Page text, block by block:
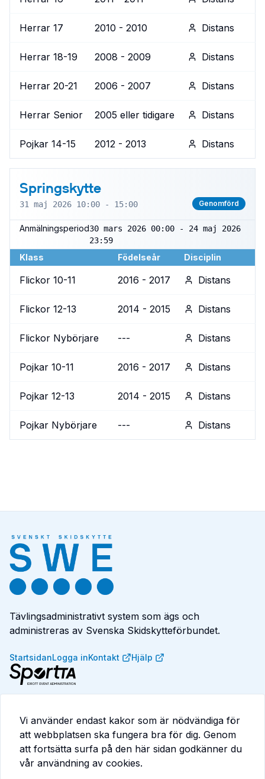
Herrar 17 2010 - 2010 Distans
Herrar 18-19 2008 - 2009 Distans
Herrar 20-21 2006 - 2007 Distans
Herrar Senior 2005 eller tidigare Distans
Pojkar 14-15 2012 - 2013 Distans
Springskytte
31 maj 2026 10:00 - 15:00 Genomförd
Anmälningsperiod30 mars 2026 00:00 - 24 maj 2026
23:59
Klass Födelseår Disciplin
Flickor 10-11 2016 - 2017 Distans
Flickor 12-13 2014 - 2015 Distans
Flickor Nybörjare --- Distans
Pojkar 10-11 2016 - 2017 Distans
Pojkar 12-13 2014 - 2015 Distans
Pojkar Nybörjare --- Distans
Tävlingsadministrativt system som ägs och
administreras av Svenska Skidskytteförbundet.
StartsidanLogga inKontakt Hjälp
idrottsförbund och föreningar som vill effektivisera sina
processer.
Läs mer på consid.com/sportta
Vi använder endast kakor som är nödvändiga för
att webbplatsen ska fungera bra för dig. Genom
att fortsätta surfa på den här sidan godkänner du
vår användning av cookies.